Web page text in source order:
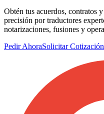
Obtén tus acuerdos, contratos
precisión por traductores
notarizaciones, fusiones y
Pedir AhoraSolicitar Cotización